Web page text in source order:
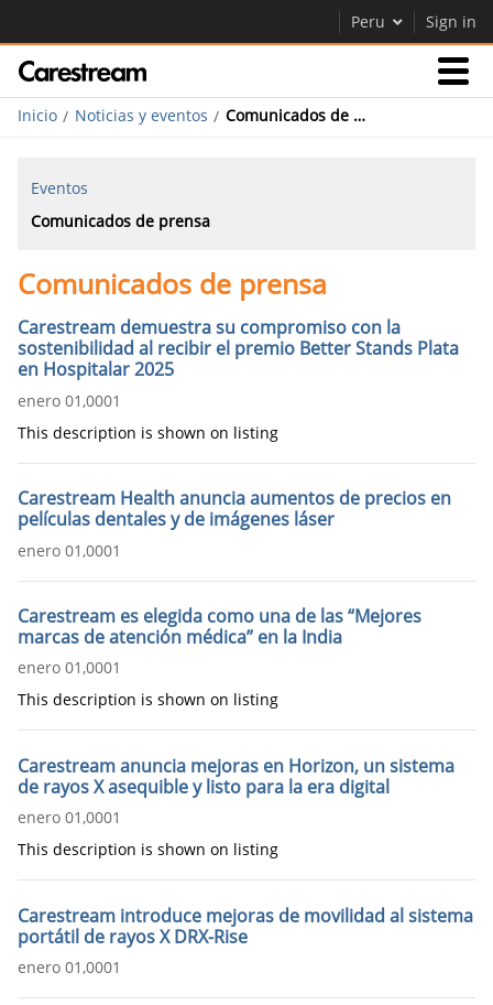
Peru Sign in
Empresas
Empresa
Empresa
Careers
Contáctenos
Inicio Noticias y eventos Comunicados de prensa
Eventos
Comunicados de prensa
Comunicados de prensa
Carestream demuestra su compromiso con la
sostenibilidad al recibir el premio Better Stands Plata
en Hospitalar 2025
enero 01,0001
This description is shown on listing
Carestream Health anuncia aumentos de precios en
películas dentales y de imágenes láser
enero 01,0001
Carestream es elegida como una de las “Mejores
marcas de atención médica” en la India
enero 01,0001
This description is shown on listing
Carestream anuncia mejoras en Horizon, un sistema
de rayos X asequible y listo para la era digital
enero 01,0001
This description is shown on listing
Carestream introduce mejoras de movilidad al sistema
portátil de rayos X DRX-Rise
enero 01,0001